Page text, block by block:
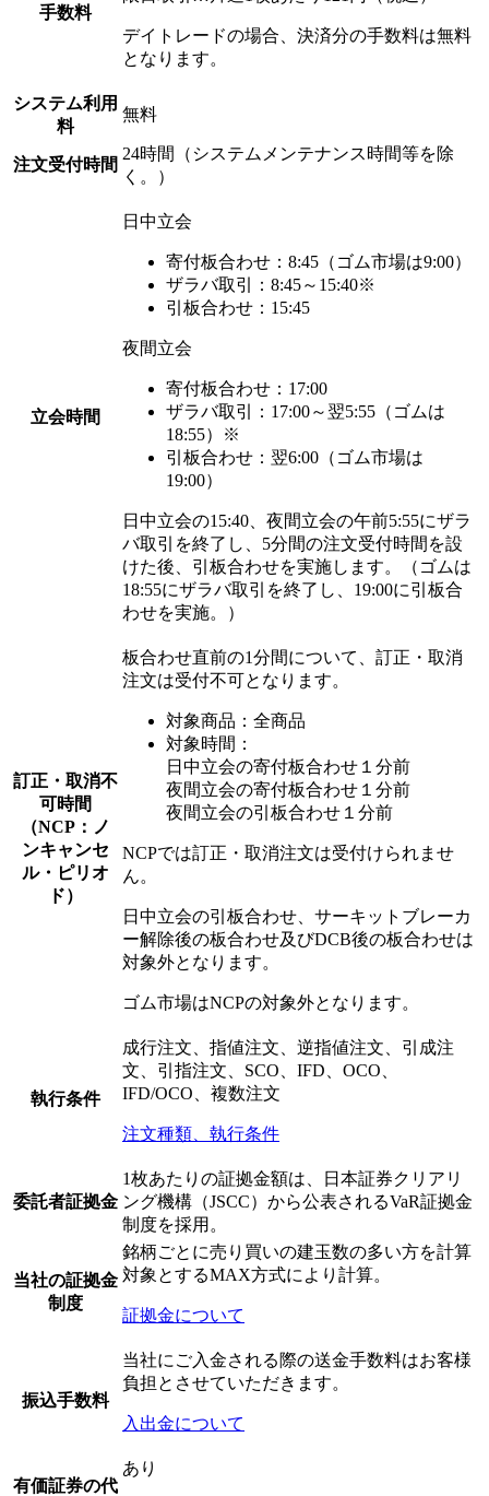
手数料
デイトレードの場合、決済分の手数料は無料
となります。
システム利用
料
無料
注文受付時間
24時間（システムメンテナンス時間等を除
く。）
立会時間
日中立会
寄付板合わせ：8:45（ゴム市場は9:00）
ザラバ取引：8:45～15:40※
引板合わせ：15:45
夜間立会
寄付板合わせ：17:00
ザラバ取引：17:00～翌5:55（ゴムは
18:55）※
引板合わせ：翌6:00（ゴム市場は
19:00）
日中立会の15:40、夜間立会の午前5:55にザラ
バ取引を終了し、5分間の注文受付時間を設
けた後、引板合わせを実施します。（ゴムは
18:55にザラバ取引を終了し、19:00に引板合
わせを実施。）
訂正・取消不
可時間
（NCP：ノ
ンキャンセ
ル・ピリオ
ド）
板合わせ直前の1分間について、訂正・取消
注文は受付不可となります。
対象商品：全商品
対象時間：
日中立会の寄付板合わせ１分前
夜間立会の寄付板合わせ１分前
夜間立会の引板合わせ１分前
NCPでは訂正・取消注文は受付けられませ
ん。
日中立会の引板合わせ、サーキットブレーカ
ー解除後の板合わせ及びDCB後の板合わせは
対象外となります。
ゴム市場はNCPの対象外となります。
執行条件
成行注文、指値注文、逆指値注文、引成注
文、引指注文、SCO、IFD、OCO、
IFD/OCO、複数注文
注文種類、執行条件
委託者証拠金
1枚あたりの証拠金額は、日本証券クリアリ
ング機構（JSCC）から公表されるVaR証拠金
制度を採用。
当社の証拠金
制度
銘柄ごとに売り買いの建玉数の多い方を計算
対象とするMAX方式により計算。
証拠金について
振込手数料
当社にご入金される際の送金手数料はお客様
負担とさせていただきます。
入出金について
有価証券の代
あり